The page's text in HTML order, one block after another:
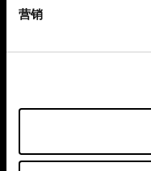
营销
下载